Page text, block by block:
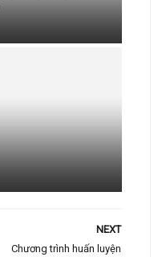
NEXT
Chương trình huấn luyện